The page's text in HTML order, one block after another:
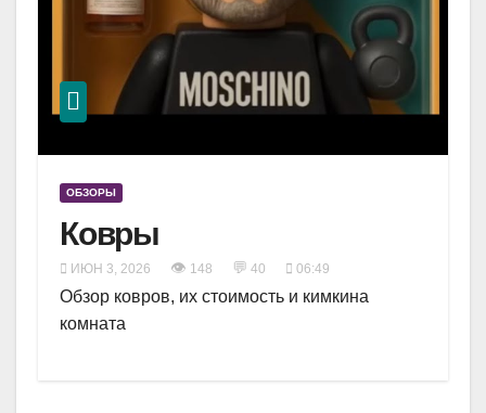
ОБЗОРЫ
Ковры
ИЮН 3, 2026 👁 148 💬 40 06:49
Обзор ковров, их стоимость и кимкина
комната